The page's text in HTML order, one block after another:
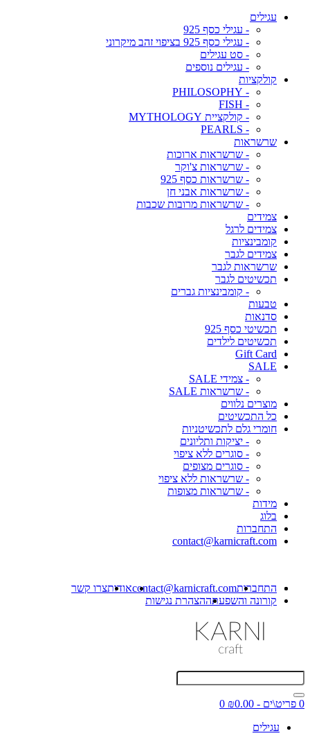
עגילים
- עגילי כסף 925
- עגילי כסף 925 בציפוי זהב מיקרוני
- סט עגילים
- עגילים נוספים
קולקציות
- PHILOSOPHY
- FISH
- קולקציית MYTHOLOGY
- PEARLS
שרשראות
- שרשראות ארוכות
- שרשראות צ'וקר
- שרשראות כסף 925
- שרשראות אבני חן
- שרשראות מרובות שכבות
צמידים
צמידים לרגל
קומבינציות
צמידים לגבר
שרשראות לגבר
תכשיטים לגבר
- קומבינציות גברים
טבעות
סדנאות
תכשיטי כסף 925
תכשיטים לילדים
Gift Card
SALE
- צמידי SALE
- שרשראות SALE
מוצרים נלווים
כל התכשיטים
חומרי גלם לתכשיטניות
- יציקות ותליונים
- סוגרים ללא ציפוי
- סוגרים מצופים
- שרשראות ללא ציפוי
- שרשראות מצופות
מידות
בלוג
התחברות
contact@karnicraft.com
התחברותcontact@karnicraft.comאודותצרו קשר
קורונה והשפעתההצהרת נגישות
0 פריט\ים - ₪0.00
0
עגילים